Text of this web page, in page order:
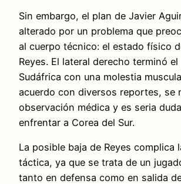
Sin embargo, el plan de Javier
alterado por un problema que
al cuerpo técnico: el estado físico
Reyes. El lateral derecho terminó
Sudáfrica con una molestia
acuerdo con diversos reportes, se
observación médica y es seria
enfrentar a Corea del Sur.
La posible baja de Reyes complica
táctica, ya que se trata de un
tanto en defensa como en salida